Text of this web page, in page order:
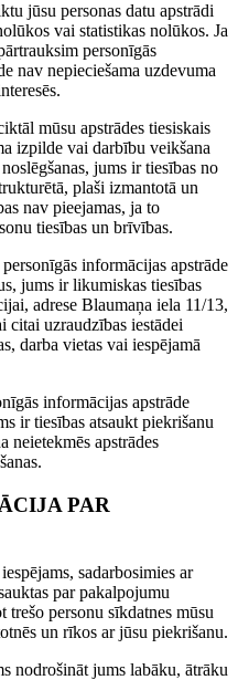
jūsu personas datu apstrādi
vai statistikas nolūkos. Ja
personīgās
nav nepieciešama uzdevuma
mūsu apstrādes tiesiskais
izpilde vai darbību veikšana
jums ir tiesības no
plaši izmantotā un
nav pieejamas, ja to
tiesības un brīvības.
informācijas apstrāde
jums ir likumiskas tiesības
adrese Blaumaņa iela 11/13,
citai uzraudzības iestādei
darba vietas vai iespējamā
informācijas apstrāde
ir tiesības atsaukt piekrišanu
neietekmēs apstrādes
PAR
sadarbosimies ar
par pakalpojumu
personu sīkdatnes mūsu
un rīkos ar jūsu piekrišanu.
nodrošināt jums labāku, ātrāku